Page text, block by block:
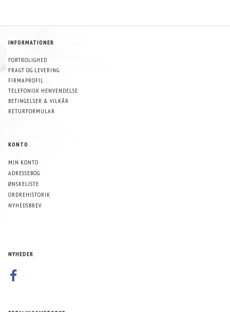
INFORMATIONER
FORTROLIGHED
FRAGT OG LEVERING
FIRMAPROFIL
TELEFONISK HENVENDELSE
BETINGELSER & VILKÅR
RETURFORMULAR
KONTO
MIN KONTO
ADRESSEBOG
ØNSKELISTE
ORDREHISTORIK
NYHEDSBREV
NYHEDER